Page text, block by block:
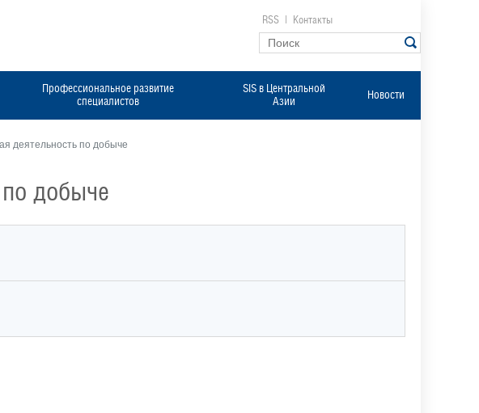
RSS Контакты
Профессиональное развитие
специалистов
SIS в Центральной
Азии
Новости
деятельность по добыче
добыче